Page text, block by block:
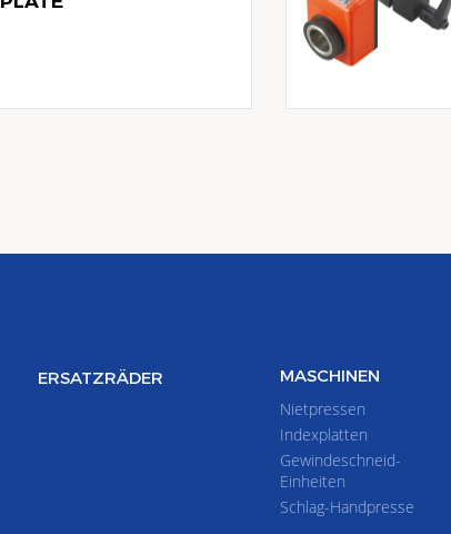
ERSATZRÄDER MASCHINEN
Nietpressen
Indexplatten
Gewindeschneid-
Einheiten
Schlag-Handpresse